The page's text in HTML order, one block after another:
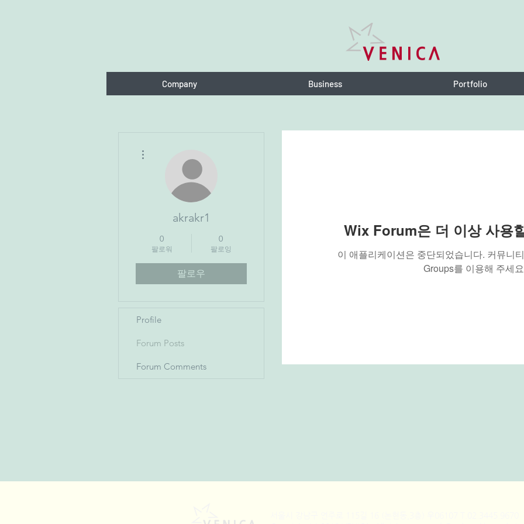
Company Business Portfolio
Wix Forum은 더 이상 사용
이 애플리케이션은 중단되었습니다. 커뮤니
Groups를 이용해 주세
akrakr1
0
팔로워
0
팔로잉
팔로우
Profile
Forum Posts
Forum Comments